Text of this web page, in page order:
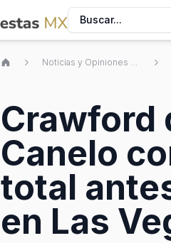
Buscar...
Noticias y Opiniones de Apuestas Deportivas Mexicanas
Crawford
Canelo
total
en Las